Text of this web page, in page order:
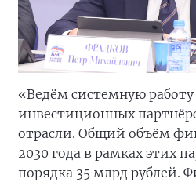
«Ведём системную работу
инвестиционных
отрасли. Общий объём
2030 года в рамках этих
порядка 35 млрд рублей.